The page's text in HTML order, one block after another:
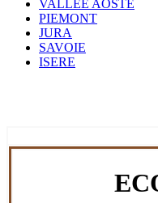
VALLEE AOSTE
PIEMONT
JURA
SAVOIE
ISERE